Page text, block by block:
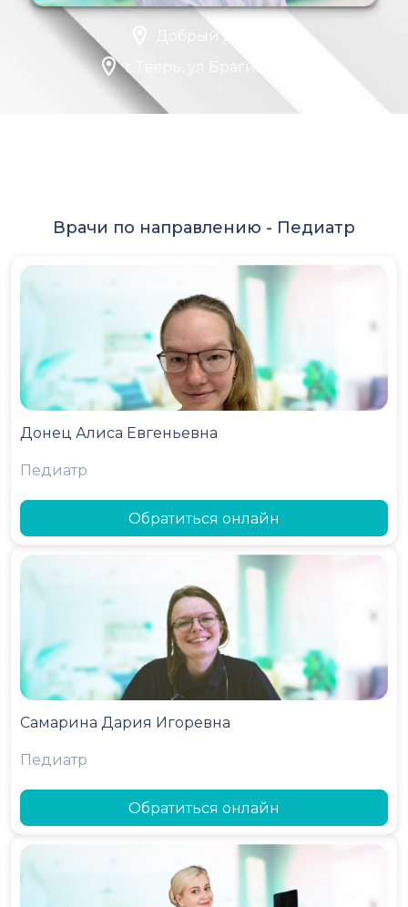
Добрый Доктор
г Тверь, ул Брагина, д 18
Врачи по направлению - Педиатр
Донец Алиса Евгеньевна
Педиатр
Обратиться онлайн
Самарина Дария Игоревна
Педиатр
Обратиться онлайн